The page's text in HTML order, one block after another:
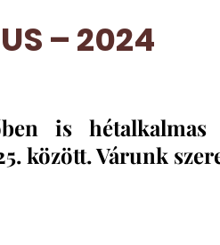
– 2024
is
között. Várunk